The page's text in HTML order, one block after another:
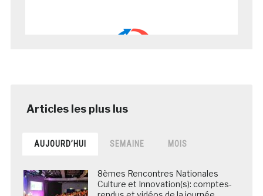
AUJOURD’HUI SEMAINE MOIS
8èmes Rencontres Nationales
Culture et Innovation(s): comptes-